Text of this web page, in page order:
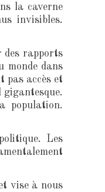
la caverne
invisibles.
des rapports
monde dans
pas accès et
population.
Les
vise à nous